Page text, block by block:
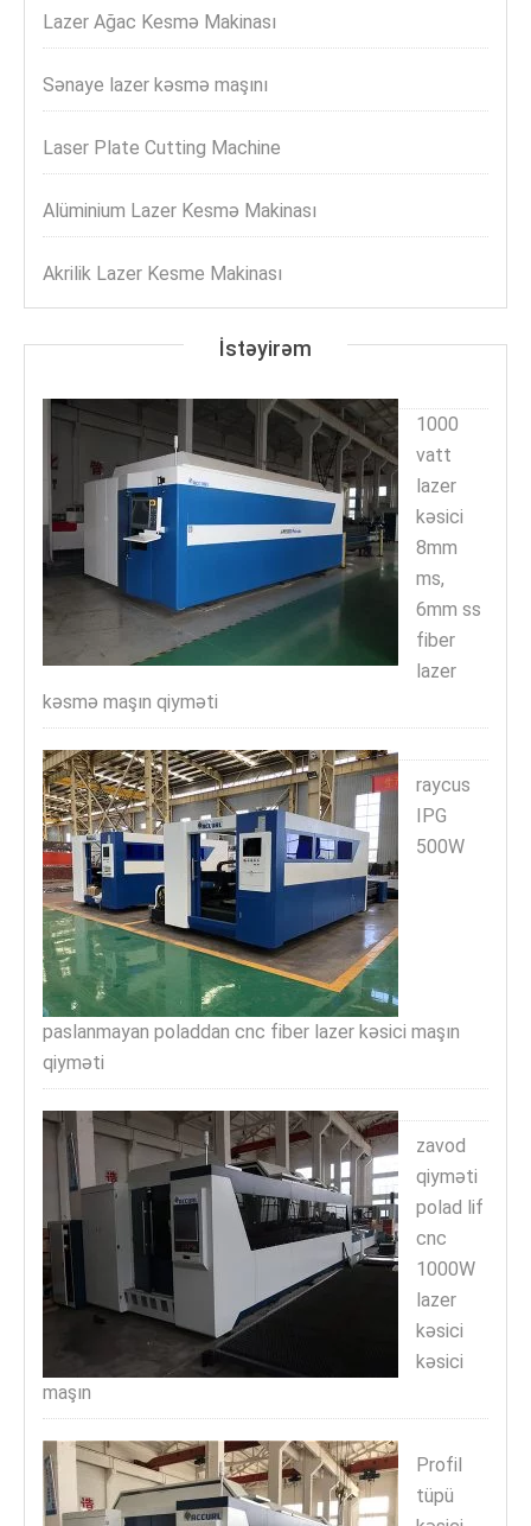
Lazer Ağac Kesmə Makinası
Sənaye lazer kəsmə maşını
Laser Plate Cutting Machine
Alüminium Lazer Kesmə Makinası
Akrilik Lazer Kesme Makinası
İstəyirəm
1000
vatt
lazer
kəsici
8mm
ms,
6mm ss
fiber
lazer
kəsmə maşın qiyməti
raycus
IPG
500W
paslanmayan poladdan cnc fiber lazer kəsici maşın
qiyməti
zavod
qiyməti
polad lif
cnc
1000W
lazer
kəsici
kəsici
maşın
Profil
tüpü